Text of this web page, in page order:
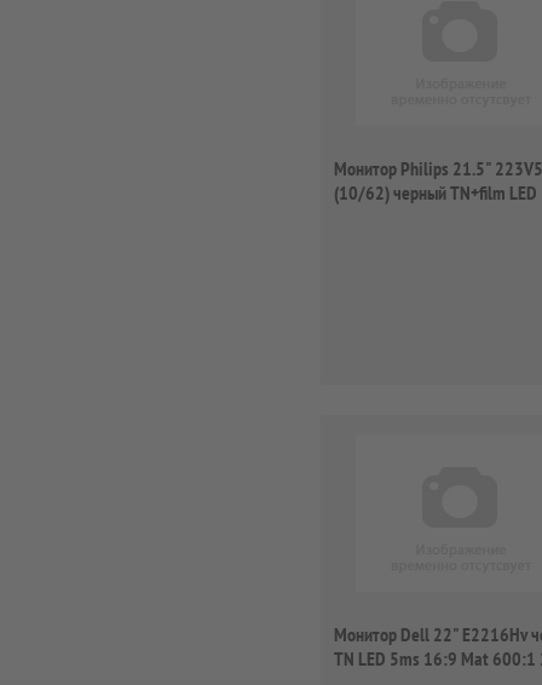
Монитор Philips 21.5"
(10/62) черный TN+film LED
Монитор Dell 22" E2216Hv
TN LED 5ms 16:9 Mat 600:1